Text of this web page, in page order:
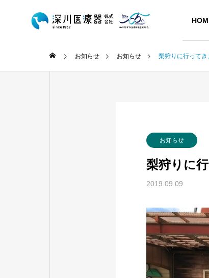
沿革
お知らせ お知らせ 梨狩りに行ってき
お知らせ
梨狩りに
2019.09.09